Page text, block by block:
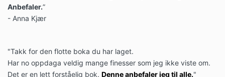
Anbefaler.”
- Anna Kjær
"Takk for den flotte boka du har laget.
Har no oppdaga veldig mange finesser som jeg ikke viste om.
Det er en lett forståelig bok. Denne anbefaler jeg til alle."